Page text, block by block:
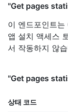
"Get pages
이 엔드포인트
앱 설치 액세스
서 작동하지 않
"Get pages
상태 코드